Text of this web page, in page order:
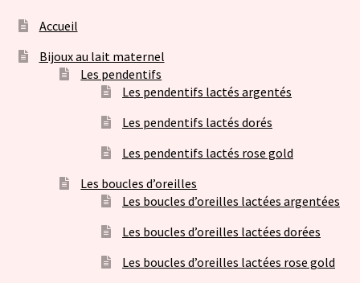
Accueil
Bijoux au lait maternel
Les pendentifs
Les pendentifs lactés argentés
Les pendentifs lactés dorés
Les pendentifs lactés rose gold
Les boucles d’oreilles
Les boucles d’oreilles lactées argentées
Les boucles d’oreilles lactées dorées
Les boucles d’oreilles lactées rose gold